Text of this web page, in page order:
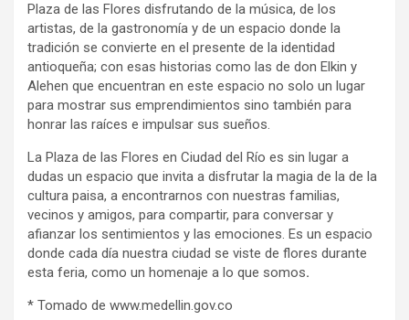
Plaza de las Flores disfrutando de la música, de los
artistas, de la gastronomía y de un espacio donde la
tradición se convierte en el presente de la identidad
antioqueña; con esas historias como las de don Elkin y
Alehen que encuentran en este espacio no solo un lugar
para mostrar sus emprendimientos sino también para
honrar las raíces e impulsar sus sueños.
La Plaza de las Flores en Ciudad del Río es sin lugar a
dudas un espacio que invita a disfrutar la magia de la de la
cultura paisa, a encontrarnos con nuestras familias,
vecinos y amigos, para compartir, para conversar y
afianzar los sentimientos y las emociones. Es un espacio
donde cada día nuestra ciudad se viste de flores durante
esta feria, como un homenaje a lo que somos.
* Tomado de www.medellin.gov.co